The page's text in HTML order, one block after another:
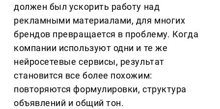
должен был ускорить работу над
рекламными материалами, для многих
брендов превращается в проблему. Когда
компании используют одни и те же
нейросетевые сервисы, результат
становится все более похожим:
повторяются формулировки, структура
объявлений и общий тон.